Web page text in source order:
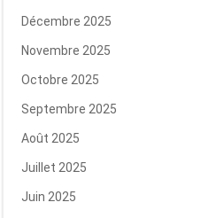
Décembre 2025
Novembre 2025
Octobre 2025
Septembre 2025
Août 2025
Juillet 2025
Juin 2025